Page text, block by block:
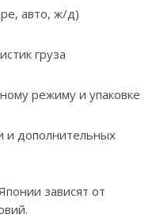
авто, ж/д)
груза
режиму и упаковке
и дополнительных
зависят от